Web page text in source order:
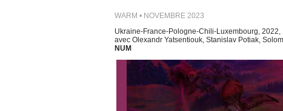
WARM • NOVEMBRE 2023
Ukraine-France-Pologne-Chili-Luxembourg, 2022,
avec Olexandr Yatsentiouk, Stanislav Potiak,
NUM